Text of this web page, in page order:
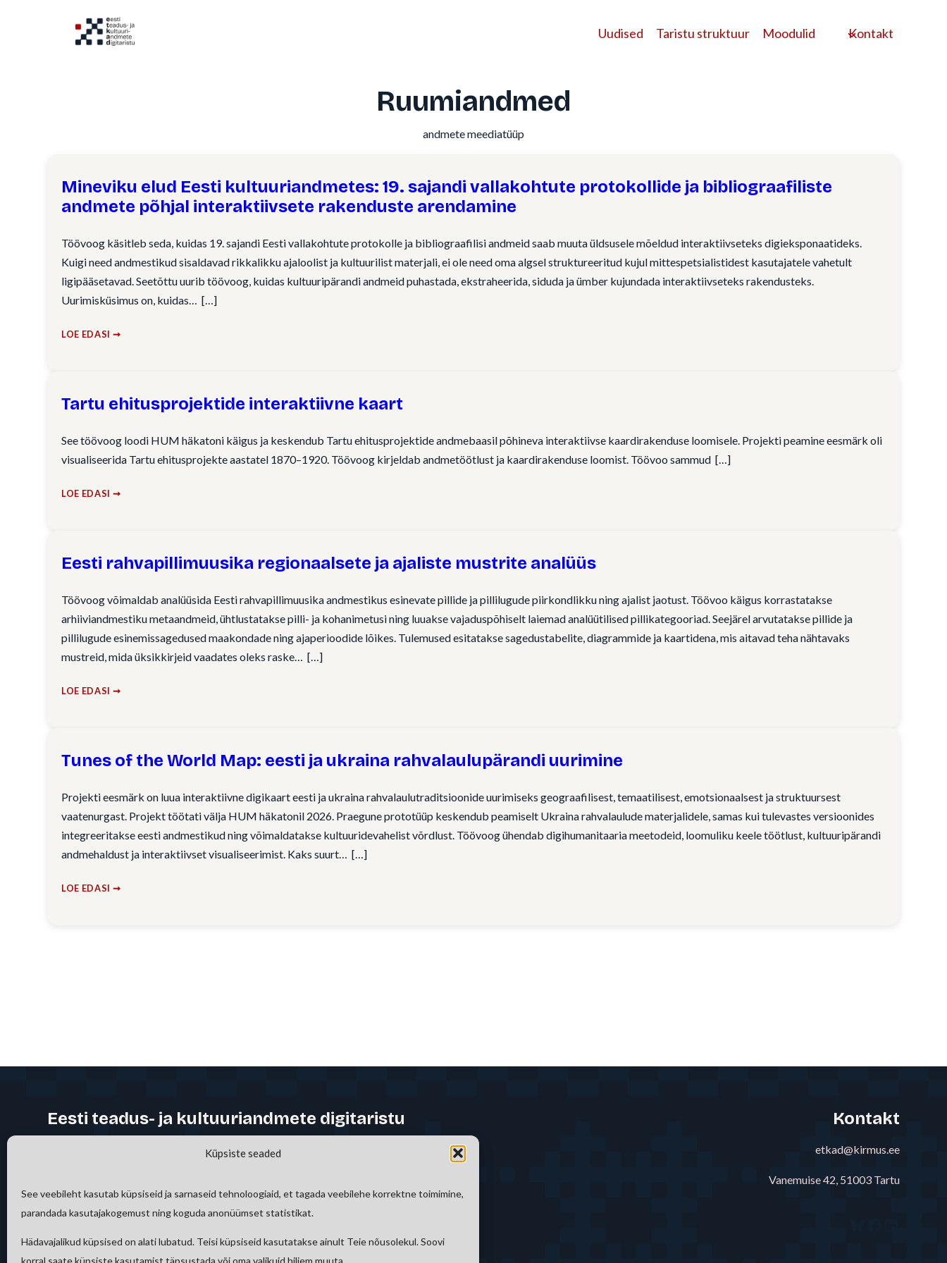
Küpsiste seaded
See veebileht kasutab küpsiseid ja sarnaseid tehnoloogiaid, et tagada veebilehe korrektne toimimine,
parandada kasutajakogemust ning koguda anonüümset statistikat.
Hädavajalikud küpsised on alati lubatud. Teisi küpsiseid kasutatakse ainult Teie nõusolekul. Soovi
korral saate küpsiste kasutamist täpsustada või oma valikuid hiljem muuta.
Uudised Taristu struktuur Moodulid Kontakt
Ruumiandmed
andmete meediatüüp
Mineviku elud Eesti kultuuriandmetes: 19. sajandi vallakohtute protokollide ja bibliograafiliste
andmete põhjal interaktiivsete rakenduste arendamine
Töövoog käsitleb seda, kuidas 19. sajandi Eesti vallakohtute protokolle ja bibliograafilisi andmeid saab muuta üldsusele mõeldud interaktiivseteks digieksponaatideks.
Kuigi need andmestikud sisaldavad rikkalikku ajaloolist ja kultuurilist materjali, ei ole need oma algsel struktureeritud kujul mittespetsialistidest kasutajatele vahetult
ligipääsetavad. Seetõttu uurib töövoog, kuidas kultuuripärandi andmeid puhastada, ekstraheerida, siduda ja ümber kujundada interaktiivseteks rakendusteks.
Uurimisküsimus on, kuidas…
LOE EDASI ➞
Tartu ehitusprojektide interaktiivne kaart
See töövoog loodi HUM häkatoni käigus ja keskendub Tartu ehitusprojektide andmebaasil põhineva interaktiivse kaardirakenduse loomisele. Projekti peamine eesmärk oli
visualiseerida Tartu ehitusprojekte aastatel 1870–1920. Töövoog kirjeldab andmetöötlust ja kaardirakenduse loomist. Töövoo sammud
LOE EDASI ➞
Eesti rahvapillimuusika regionaalsete ja ajaliste mustrite analüüs
Töövoog võimaldab analüüsida Eesti rahvapillimuusika andmestikus esinevate pillide ja pillilugude piirkondlikku ning ajalist jaotust. Töövoo käigus korrastatakse
arhiiviandmestiku metaandmeid, ühtlustatakse pilli- ja kohanimetusi ning luuakse vajaduspõhiselt laiemad analüütilised pillikategooriad. Seejärel arvutatakse pillide ja
pillilugude esinemissagedused maakondade ning ajaperioodide lõikes. Tulemused esitatakse sagedustabelite, diagrammide ja kaartidena, mis aitavad teha nähtavaks
mustreid, mida üksikkirjeid vaadates oleks raske…
LOE EDASI ➞
Tunes of the World Map: eesti ja ukraina rahvalaulupärandi uurimine
Projekti eesmärk on luua interaktiivne digikaart eesti ja ukraina rahvalaulutraditsioonide uurimiseks geograafilisest, temaatilisest, emotsionaalsest ja struktuursest
vaatenurgast. Projekt töötati välja HUM häkatonil 2026. Praegune prototüüp keskendub peamiselt Ukraina rahvalaulude materjalidele, samas kui tulevastes versioonides
integreeritakse eesti andmestikud ning võimaldatakse kultuuridevahelist võrdlust. Töövoog ühendab digihumanitaaria meetodeid, loomuliku keele töötlust, kultuuripärandi
andmehaldust ja interaktiivset visualiseerimist. Kaks suurt…
LOE EDASI ➞
Eesti teadus- ja kultuuriandmete digitaristu
Tartu Ülikool
Cybernetica AS
Eesti Muusika- ja Teatriakadeemia
Kontakt
etkad@kirmus.ee
Vanemuise 42, 51003 Tartu